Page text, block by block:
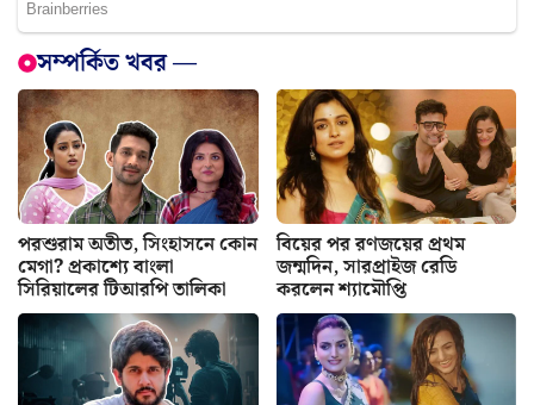
সম্পর্কিত খবর —
পরশুরাম অতীত, সিংহাসনে কোন
মেগা? প্রকাশ্যে বাংলা
সিরিয়ালের টিআরপি তালিকা
বিয়ের পর রণজয়ের প্রথম
জন্মদিন, সারপ্রাইজ রেডি
করলেন শ্যামৌপ্তি